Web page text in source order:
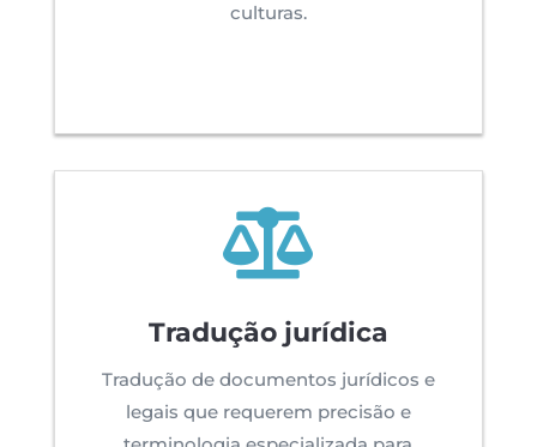
culturas.

Tradução jurídica
Tradução de documentos jurídicos e
legais que requerem precisão e